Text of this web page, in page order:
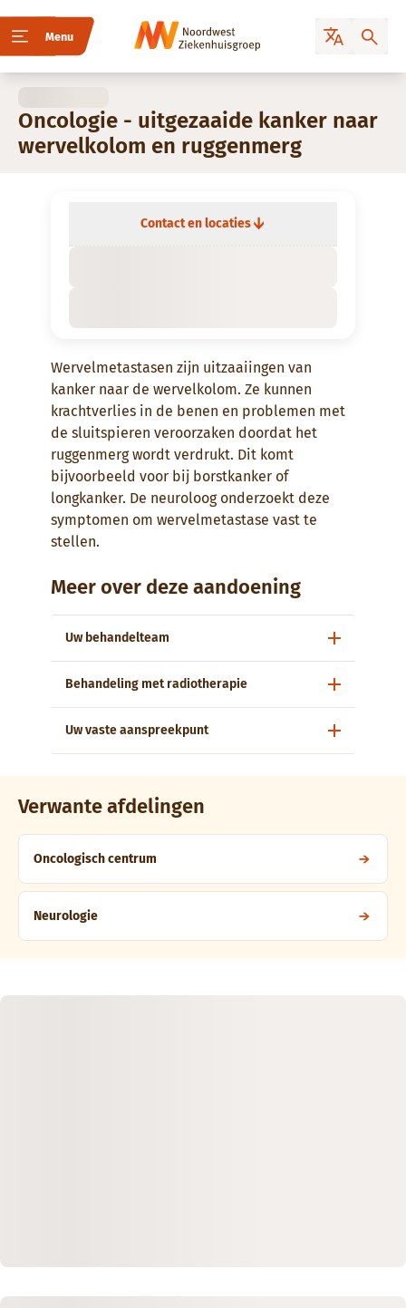
Menu
Oncologie - uitgezaaide kanker naar
wervelkolom en ruggenmerg
Contact en locaties
Wervelmetastasen zijn uitzaaiingen van
kanker naar de wervelkolom. Ze kunnen
krachtverlies in de benen en problemen met
de sluitspieren veroorzaken doordat het
ruggenmerg wordt verdrukt. Dit komt
bijvoorbeeld voor bij borstkanker of
longkanker. De neuroloog onderzoekt deze
symptomen om wervelmetastase vast te
stellen.
Meer over deze aandoening
Uw behandelteam
Behandeling met radiotherapie
Uw vaste aanspreekpunt
Verwante afdelingen
Oncologisch centrum
Neurologie